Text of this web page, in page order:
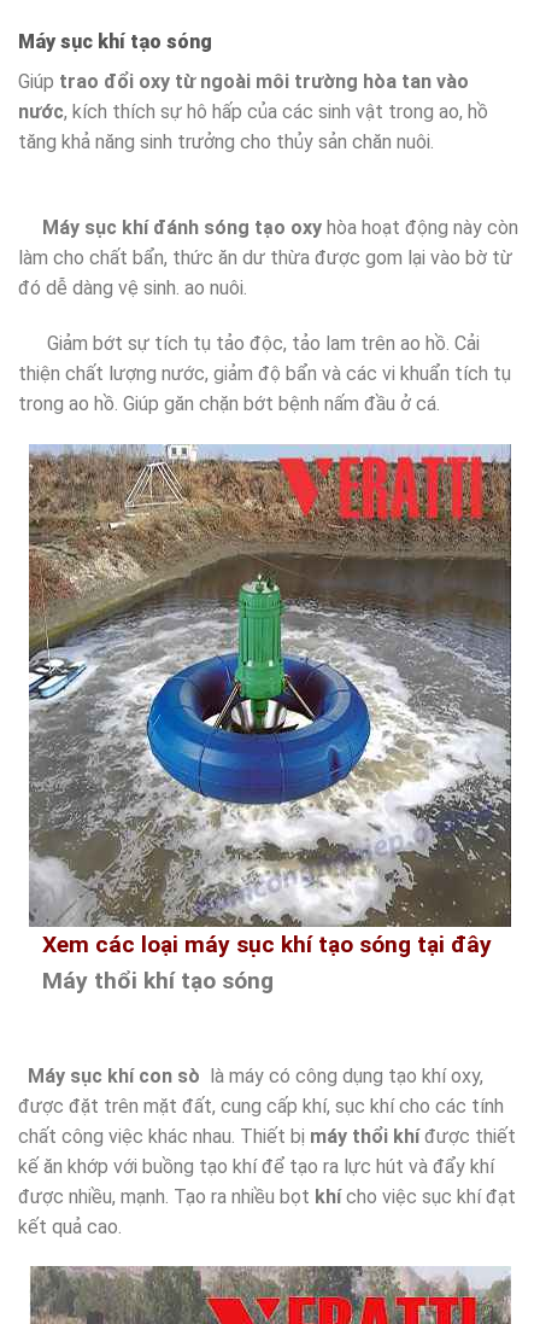
Máy sục khí tạo sóng
Giúp trao đổi oxy từ ngoài môi trường hòa tan vào
nước, kích thích sự hô hấp của các sinh vật trong ao, hồ
tăng khả năng sinh trưởng cho thủy sản chăn nuôi.
Máy sục khí đánh sóng tạo oxy hòa hoạt động này còn
làm cho chất bẩn, thức ăn dư thừa được gom lại vào bờ từ
đó dễ dàng vệ sinh. ao nuôi.
Giảm bớt sự tích tụ tảo độc, tảo lam trên ao hồ. Cải
thiện chất lượng nước, giảm độ bẩn và các vi khuẩn tích tụ
trong ao hồ. Giúp găn chặn bớt bệnh nấm đầu ở cá.
Xem các loại máy sục khí tạo sóng tại đây
Máy thổi khí tạo sóng
Máy sục khí con sò là máy có công dụng tạo khí oxy,
được đặt trên mặt đất, cung cấp khí, sục khí cho các tính
chất công việc khác nhau. Thiết bị máy thổi khíđược thiết
kế ăn khớp với buồng tạo khí để tạo ra lực hút và đẩy khí
được nhiều, mạnh. Tạo ra nhiều bọt khícho việc sục khí đạt
kết quả cao.